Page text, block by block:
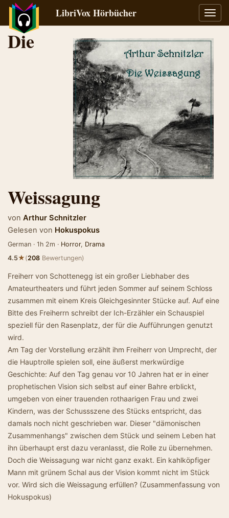
LibriVox Hörbücher
Die
Weissagung
von Arthur Schnitzler
Gelesen von Hokuspokus
German · 1h 2m · Horror, Drama
4.5★(208 Bewertungen)
Freiherr von Schottenegg ist ein großer Liebhaber des
Amateurtheaters und führt jeden Sommer auf seinem Schloss
zusammen mit einem Kreis Gleichgesinnter Stücke auf. Auf eine
Bitte des Freiherrn schreibt der Ich-Erzähler ein Schauspiel
speziell für den Rasenplatz, der für die Aufführungen genutzt
wird.
Am Tag der Vorstellung erzählt ihm Freiherr von Umprecht, der
die Hauptrolle spielen soll, eine äußerst merkwürdige
Geschichte: Auf den Tag genau vor 10 Jahren hat er in einer
prophetischen Vision sich selbst auf einer Bahre erblickt,
umgeben von einer trauenden rothaarigen Frau und zwei
Kindern, was der Schussszene des Stücks entspricht, das
damals noch nicht geschrieben war. Dieser "dämonischen
Zusammenhangs" zwischen dem Stück und seinem Leben hat
ihn überhaupt erst dazu veranlasst, die Rolle zu übernehmen.
Doch die Weissagung war nicht ganz exakt. Ein kahlköpfiger
Mann mit grünem Schal aus der Vision kommt nicht im Stück
vor. Wird sich die Weissagung erfüllen? (Zusammenfassung von
Hokuspokus)